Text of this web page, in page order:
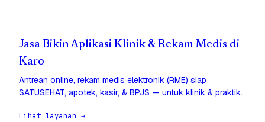
Jasa Bikin Aplikasi Klinik & Rekam Medis di
Karo
Antrean online, rekam medis elektronik (RME) siap
SATUSEHAT, apotek, kasir, & BPJS — untuk klinik & praktik.
Lihat layanan →